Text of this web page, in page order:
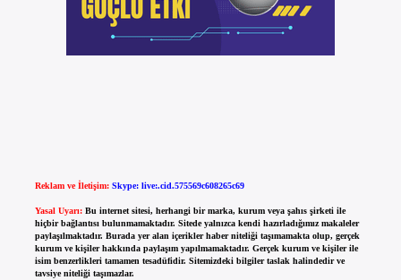
Reklam ve İletişim: Skype: live:.cid.575569c608265c69
Yasal Uyarı: Bu internet sitesi, herhangi bir marka, kurum veya şahıs şirketi ile
hiçbir bağlantısı bulunmamaktadır. Sitede yalnızca kendi hazırladığımız makaleler
paylaşılmaktadır. Burada yer alan içerikler haber niteliği taşımamakta olup, gerçek
kurum ve kişiler hakkında paylaşım yapılmamaktadır. Gerçek kurum ve kişiler ile
isim benzerlikleri tamamen tesadüfidir. Sitemizdeki bilgiler taslak halindedir ve
tavsiye niteliği taşımazlar.